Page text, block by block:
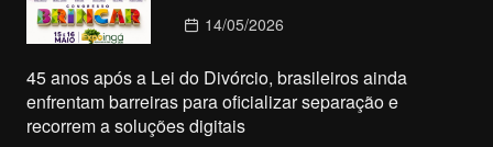
14/05/2026
45 anos após a Lei do Divórcio, brasileiros ainda
enfrentam barreiras para oficializar separação e
recorrem a soluções digitais